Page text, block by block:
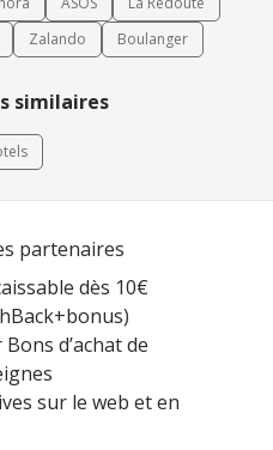
Zalando Boulanger
similaires
partenaires
dès 10€
d’achat de
sur le web et en